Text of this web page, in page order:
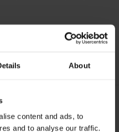
About
content and ads, to
and to analyse our traffic.
omdömen